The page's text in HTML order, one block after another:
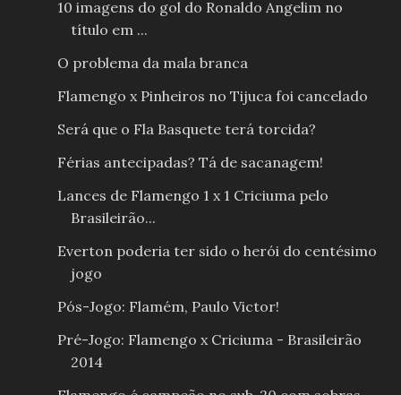
10 imagens do gol do Ronaldo Angelim no
título em ...
O problema da mala branca
Flamengo x Pinheiros no Tijuca foi cancelado
Será que o Fla Basquete terá torcida?
Férias antecipadas? Tá de sacanagem!
Lances de Flamengo 1 x 1 Criciuma pelo
Brasileirão...
Everton poderia ter sido o herói do centésimo
jogo
Pós-Jogo: Flamém, Paulo Victor!
Pré-Jogo: Flamengo x Criciuma - Brasileirão
2014